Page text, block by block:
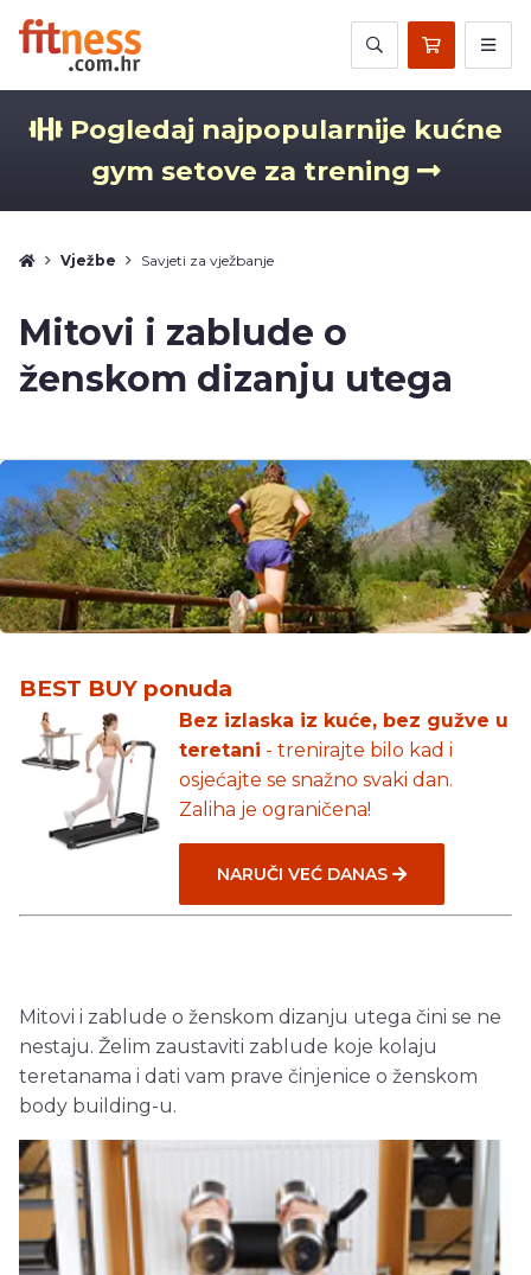
Pogledaj najpopularnije kućne
gym setove za trening
Vježbe Savjeti za vježbanje
Mitovi i zablude o
ženskom dizanju utega
BEST BUY ponuda
Bez izlaska iz kuće, bez gužve u
teretani - trenirajte bilo kad i
osjećajte se snažno svaki dan.
Zaliha je ograničena!
NARUČI VEĆ DANAS
Mitovi i zablude o ženskom dizanju utega čini se ne
nestaju. Želim zaustaviti zablude koje kolaju
teretanama i dati vam prave činjenice o ženskom
body building-u.